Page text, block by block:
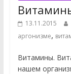
13.11.2015
аргонизме,
Витамины.
нашем